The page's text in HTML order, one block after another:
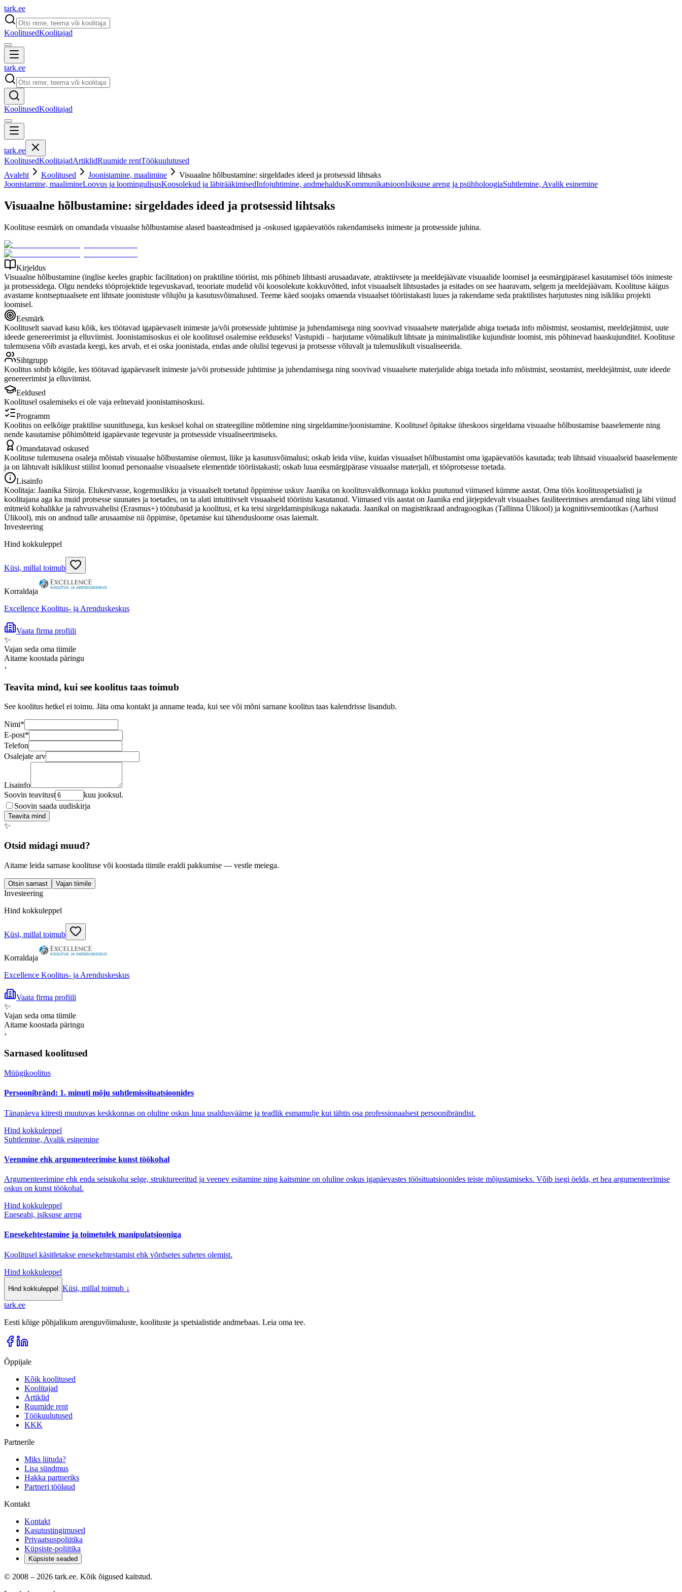
tark.ee
KoolitusedKoolitajad
tark.ee
KoolitusedKoolitajad
tark.ee
KoolitusedKoolitajadArtiklidRuumide rentTöökuulutused
Avaleht
Koolitused Joonistamine, maalimine
Visuaalne hõlbustamine: sirgeldades ideed ja protsessid lihtsaks
Joonistamine, maalimineLoovus ja loomingulisusKoosolekud ja läbirääkimisedInfojuhtimine, andmehaldusKommunikatsioonIsiksuse areng ja psühholoogiaSuhtlemine, Avalik esinemine
Visuaalne hõlbustamine: sirgeldades ideed ja protsessid lihtsaks
Koolituse eesmärk on omandada visuaalse hõlbustamise alased baasteadmised ja -oskused igapäevatöös rakendamiseks inimeste ja protsesside juhina.
Kirjeldus
Visuaalne hõlbustamine (inglise keeles graphic facilitation) on praktiline tööriist, mis põhineb lihtsasti arusaadavate, atraktiivsete ja meeldejäävate visuaalide loomisel ja eesmärgipärasel kasutamisel töös inimeste
ja protsessidega. Olgu nendeks tööprojektide tegevuskavad, teooriate mudelid või koosolekute kokkuvõtted, infot visuaalselt lihtsustades ja esitades on see haaravam, selgem ja meeldejäävam. Koolituse käigus
avastame kontseptuaalsete ent lihtsate joonistuste võlujõu ja kasutusvõimalused. Teeme käed soojaks omaenda visuaalset tööriistakasti luues ja rakendame seda praktilistes harjutustes ning isikliku projekti
loomisel.
Eesmärk
Koolituselt saavad kasu kõik, kes töötavad igapäevaselt inimeste ja/või protsesside juhtimise ja juhendamisega ning soovivad visuaalsete materjalide abiga toetada info mõistmist, seostamist, meeldejätmist, uute
ideede genereerimist ja elluviimist. Joonistamisoskus ei ole koolitusel osalemise eelduseks! Vastupidi – harjutame võimalikult lihtsate ja minimalistlike kujundiste loomist, mis põhinevad baaskujunditel. Koolituse
tulemusena võib avastada keegi, kes arvab, et ei oska joonistada, endas ande olulisi tegevusi ja protsesse võluvalt ja tulemuslikult visualiseerida.
Sihtgrupp
Koolitus sobib kõigile, kes töötavad igapäevaselt inimeste ja/või protsesside juhtimise ja juhendamisega ning soovivad visuaalsete materjalide abiga toetada info mõistmist, seostamist, meeldejätmist, uute ideede
genereerimist ja elluviimist.
Eeldused
Koolitusel osalemiseks ei ole vaja eelnevaid joonistamisoskusi.
Programm
Koolitus on eelkõige praktilise suunitlusega, kus kesksel kohal on strateegiline mõtlemine ning sirgeldamine/joonistamine. Koolitusel õpitakse üheskoos sirgeldama visuaalse hõlbustamise baaselemente ning
nende kasutamise põhimõtteid igapäevaste tegevuste ja protsesside visualiseerimiseks.
Omandatavad oskused
Koolituse tulemusena osaleja mõistab visuaalse hõlbustamise olemust, liike ja kasutusvõimalusi; oskab leida viise, kuidas visuaalset hõlbustamist oma igapäevatöös kasutada; teab lihtsaid visuaalseid baaselemente
ja on lähtuvalt isiklikust stiilist loonud personaalse visuaalsete elementide tööriistakasti; oskab luua eesmärgipärase visuaalse materjali, et tööprotsesse toetada.
Lisainfo
Koolitaja: Jaanika Siiroja. Elukestvasse, kogemuslikku ja visuaalselt toetatud õppimisse uskuv Jaanika on koolitusvaldkonnaga kokku puutunud viimased kümme aastat. Oma töös koolitusspetsialisti ja
koolitajana aga ka muid protsesse suunates ja toetades, on ta alati intuitiivselt visuaalseid tööriistu kasutanud. Viimased viis aastat on Jaanika end järjepidevalt visuaalses fasiliteerimises arendanud ning läbi viinud
mitmeid kohalikke ja rahvusvahelisi (Erasmus+) töötubasid ja koolitusi, et ka teisi sirgeldamispisikuga nakatada. Jaanikal on magistrikraad andragoogikas (Tallinna Ülikool) ja kognitiivsemiootikas (Aarhusi
Ülikool), mis on andnud talle arusaamise nii õppimise, õpetamise kui tähendusloome osas laiemalt.
Investeering
Hind kokkuleppel
Küsi, millal toimub
Korraldaja
Excellence Koolitus- ja Arenduskeskus
Vaata firma profiili
✨
Vajan seda oma tiimile
Aitame koostada päringu
›
Teavita mind, kui see koolitus taas toimub
See koolitus hetkel ei toimu. Jäta oma kontakt ja anname teada, kui see või mõni sarnane koolitus taas kalendrisse lisandub.
Nimi*
E-post*
Telefon
Osalejate arv
Lisainfo
Soovin teavitust
kuu jooksul.
Soovin saada uudiskirja
Teavita mind
✨
Otsid midagi muud?
Aitame leida sarnase koolituse või koostada tiimile eraldi pakkumise — vestle meiega.
Otsin sarnast Vajan tiimile
Investeering
Hind kokkuleppel
Küsi, millal toimub
Korraldaja
Excellence Koolitus- ja Arenduskeskus
Vaata firma profiili
✨
Vajan seda oma tiimile
Aitame koostada päringu
›
Sarnased koolitused
Müügikoolitus
Persoonibränd: 1. minuti mõju suhtlemissituatsioonides
Tänapäeva kiiresti muutuvas keskkonnas on oluline oskus luua usaldusväärne ja teadlik esmamulje kui tähtis osa professionaalsest persoonibrändist.
Hind kokkuleppel
Suhtlemine, Avalik esinemine
Veenmine ehk argumenteerimise kunst töökohal
Argumenteerimine ehk enda seisukoha selge, struktureeritud ja veenev esitamine ning kaitsmine on oluline oskus igapäevastes töösituatsioonides teiste mõjustamiseks. Võib isegi öelda, et hea argumenteerimise
oskus on kunst töökohal.
Hind kokkuleppel
Eneseabi, isiksuse areng
Enesekehtestamine ja toimetulek manipulatsiooniga
Koolitusel käsitletakse enesekehtestamist ehk võrdsetes suhetes olemist.
Hind kokkuleppel
Hind kokkuleppel Küsi, millal toimub ↓
tark.ee
Eesti kõige põhjalikum arenguvõimaluste, koolituste ja spetsialistide andmebaas. Leia oma tee.
Õppijale
Kõik koolitused
Koolitajad
Artiklid
Ruumide rent
Töökuulutused
KKK
Partnerile
Miks liituda?
Lisa sündmus
Hakka partneriks
Partneri töölaud
Kontakt
Kontakt
Kasutustingimused
Privaatsuspoliitika
Küpsiste-poliitika
Küpsiste seaded
© 2008 – 2026 tark.ee. Kõik õigused kaitstud.